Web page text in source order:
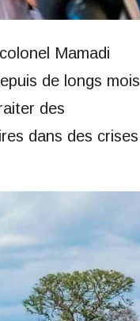
Mamadi
de longs mois
des
dans des crises